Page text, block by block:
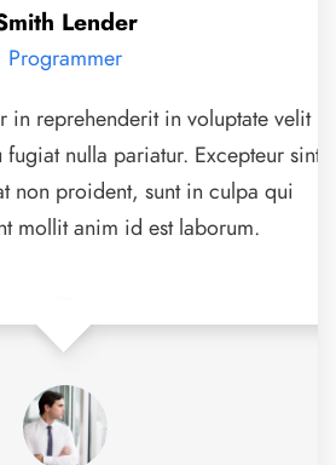
Lender
Programmer
in reprehenderit in voluptate velit
nulla pariatur. Excepteur sint
non proident, sunt in culpa qui
mollit anim id est laborum.